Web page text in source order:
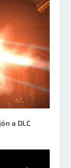
a DLC